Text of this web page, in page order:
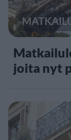
joita nyt